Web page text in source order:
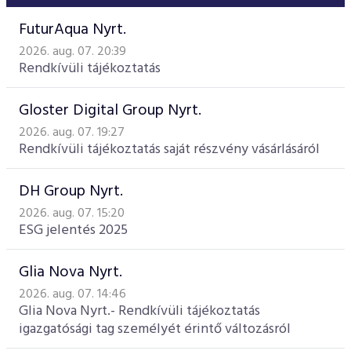
FuturAqua Nyrt.
2026. aug. 07. 20:39
Rendkívüli tájékoztatás
Gloster Digital Group Nyrt.
2026. aug. 07. 19:27
Rendkívüli tájékoztatás saját részvény vásárlásáról
DH Group Nyrt.
2026. aug. 07. 15:20
ESG jelentés 2025
Glia Nova Nyrt.
2026. aug. 07. 14:46
Glia Nova Nyrt.- Rendkívüli tájékoztatás
igazgatósági tag személyét érintő változásról